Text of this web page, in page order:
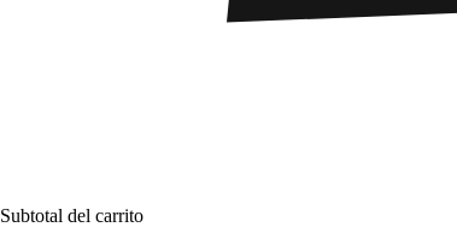
Subtotal del carrito